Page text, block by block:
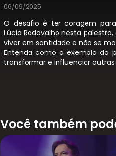
06/09/2025
O desafio é ter coragem
Lúcia Rodovalho nesta
viver em santidade e não se
Entenda como o exemplo do
transformar e influenciar outras
Você também